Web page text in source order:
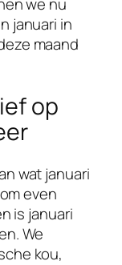
we nu
januari in
maand
op
wat januari
even
is januari
We
kou,